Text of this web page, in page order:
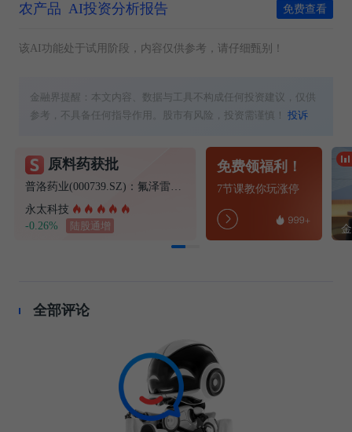
农产品 AI投资分析报告 免费查看
该AI功能处于试用阶段，内容仅供参考，请仔细甄别！
金融界提醒：本文内容、数据与工具不构成任何投资建议，仅供
参考，不具备任何指导作用。股市有风险，投资需谨慎！投诉
原料药获批
永太科技
-0.26%
陆股通增
免费领福利！
7节课教你玩涨停
全部评论